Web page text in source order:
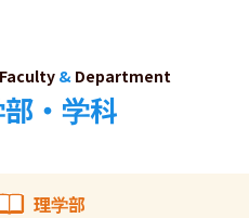
Faculty & Department
・学科
理学部